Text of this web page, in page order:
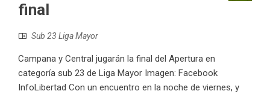
final
Sub 23 Liga Mayor
Campana y Central jugarán la final del Apertura en
categoría sub 23 de Liga Mayor Imagen: Facebook
InfoLibertad Con un encuentro en la noche de viernes, y